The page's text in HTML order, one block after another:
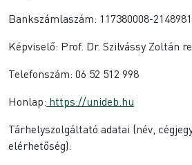
Bankszámlaszám: 117380008-
Képviselő: Prof. Dr. Szilvássy Zoltán
Telefonszám: 06 52 512 998
Honlap: https://unideb.hu
Tárhelyszolgáltató adatai (név,
elérhetőség):